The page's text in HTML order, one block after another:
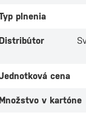
€
plnenia
cena
v kartóne